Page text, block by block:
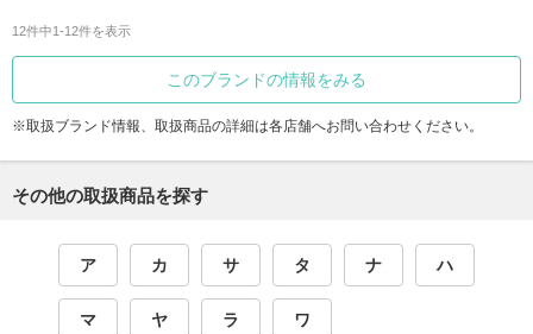
12件中1-12件を表示
このブランドの情報をみる
※取扱ブランド情報、取扱商品の詳細は各店舗へお問い合わせください。
その他の取扱商品を探す
ア カ サ タ ナ ハ
マ ヤ ラ ワ